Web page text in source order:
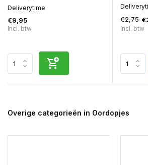
Deliverytime
€9,95
Incl. btw
€2,75
Incl. btw
Overige categorieën in Oordopjes